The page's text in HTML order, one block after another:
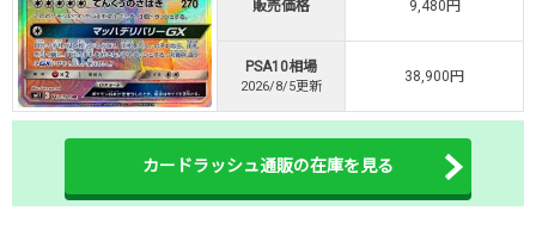
・リリース1周年イベント開催中！
・新規登録で最大90%OFF
初回登録で4種類アド確解放
TORAオリパ公式はこちら ＞
販売価格 9,480円
PSA10相場
2026/8/5更新
38,900円
カードラッシュ通販の在庫を見る